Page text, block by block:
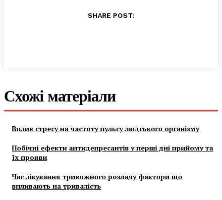
SHARE POST:
Схожі матеріали
Вплив стресу на частоту пульсу людського організму
Побічні ефекти антидепресантів у перші дні прийому та
їх прояви
Час лікування тривожного розладу фактори що
впливають на тривалість